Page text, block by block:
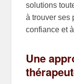
solutions
à trouver ses
confiance et
Une